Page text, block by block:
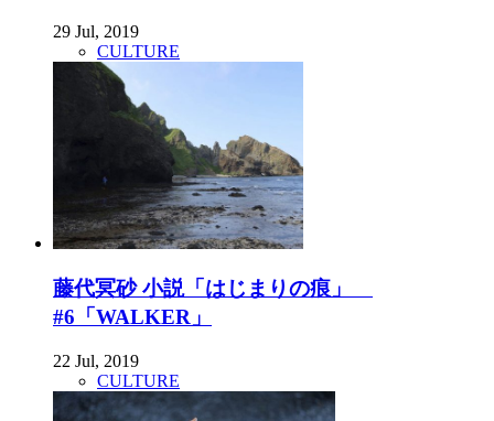
29 Jul, 2019
CULTURE
藤代冥砂 小説「はじまりの痕」
#6「WALKER」
22 Jul, 2019
CULTURE